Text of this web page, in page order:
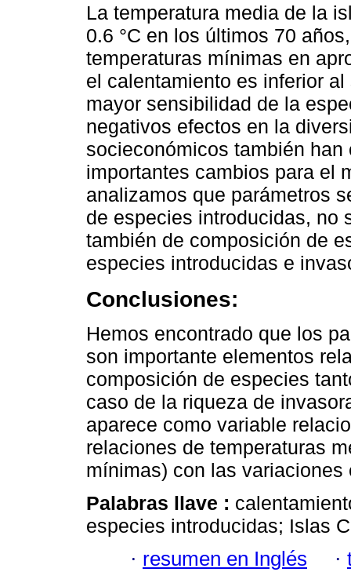
La temperatura media de la
0.6 °C en los últimos 70
temperaturas mínimas en
el calentamiento es inferior
mayor sensibilidad de la
negativos efectos en la
socieconómicos también
importantes cambios para el
analizamos que parámetros
de especies introducidas, no
también de composición de
especies introducidas e
Conclusiones:
Hemos encontrado que los
son importante elementos
composición de especies
caso de la riqueza de
aparece como variable
relaciones de temperaturas
mínimas) con las
Palabras llave :
especies introducidas; Islas
· resumen en Inglés ·